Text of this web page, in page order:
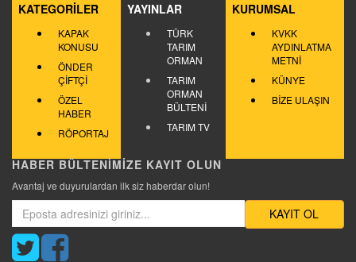
KATEGORİLER
KAPAK
KONUSU
ÖNDER
ÇİFTÇİ
ÖZEL
HABER
RÖPORTAJ
YAYINLAR
TÜRK
TARIM
ORMAN
TARIM
ORMAN
BÜLTENİ
TARIM TV
KURUMSAL
KVKK
AYDINLATMA
METNİ
KÜNYE
BİZE ULAŞIN
HABER BÜLTENİMİZE KAYIT OLUN
Avantaj ve duyurulardan ilk siz haberdar olun!
KAYIT OL